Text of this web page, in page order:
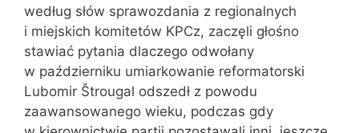
według słów sprawozdania z regionalnych
i miejskich komitetów KPCz, zaczęli głośno
stawiać pytania dlaczego odwołany
w październiku umiarkowanie reformatorski
Lubomir Štrougal odszedł z powodu
zaawansowanego wieku, podczas gdy